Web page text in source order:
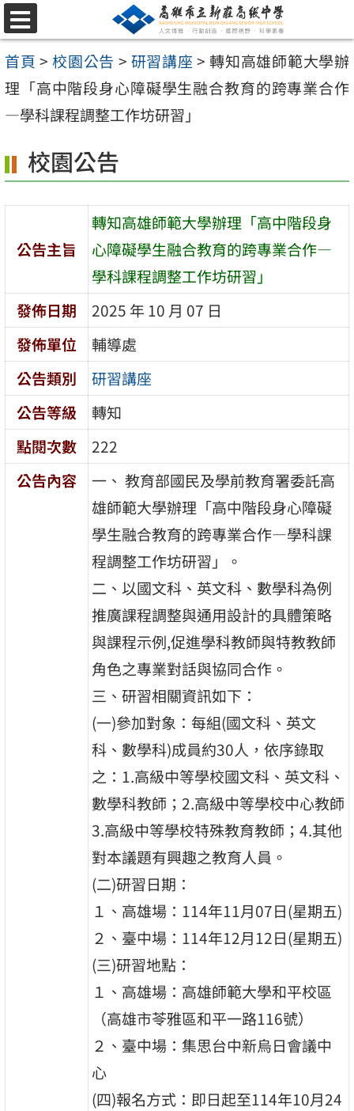
跳
至
主
要
內
區
選
單
首頁 > 校園公告 > 研習講座 > 轉知高雄師範大學辦
理「高中階段身心障礙學生融合教育的跨專業合作
—學科課程調整工作坊研習」
校園公告
公告主旨
轉知高雄師範大學辦理「高中階段身
心障礙學生融合教育的跨專業合作—
學科課程調整工作坊研習」
發佈日期
2025 年 10 月 07 日
發佈單位
輔導處
公告類別
研習講座
公告等級
轉知
點閱次數
222
公告內容
一、 教育部國民及學前教育署委託高
雄師範大學辦理「高中階段身心障礙
學生融合教育的跨專業合作—學科課
程調整工作坊研習」。
二、以國文科、英文科、數學科為例
推廣課程調整與通用設計的具體策略
與課程示例,促進學科教師與特教教師
角色之專業對話與協同合作。
三、研習相關資訊如下：
(一)參加對象：每組(國文科、英文
科、數學科)成員約30人，依序錄取
之：1.高級中等學校國文科、英文科、
數學科教師；2.高級中等學校中心教師
3.高級中等學校特殊教育教師；4.其他
對本議題有興趣之教育人員。
(二)研習日期：
１、高雄場：114年11月07日(星期五)
２、臺中場：114年12月12日(星期五)
(三)研習地點：
１、高雄場：高雄師範大學和平校區
（高雄市苓雅區和平一路116號）
２、臺中場：集思台中新烏日會議中
心
(四)報名方式：即日起至114年10月24